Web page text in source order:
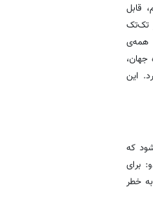
قابل
تک‌تک
همه‌ی
این
که
برای
خطر